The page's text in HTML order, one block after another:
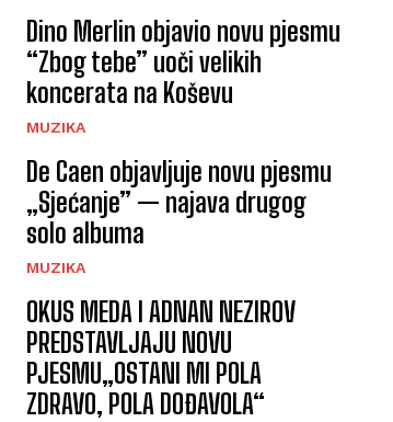
Dino Merlin objavio novu pjesmu
“Zbog tebe” uoči velikih
koncerata na Koševu
MUZIKA
De Caen objavljuje novu pjesmu
„Sjećanje” — najava drugog
solo albuma
MUZIKA
OKUS MEDA I ADNAN NEZIROV
PREDSTAVLJAJU NOVU
PJESMU„OSTANI MI POLA
ZDRAVO, POLA DOĐAVOLA“